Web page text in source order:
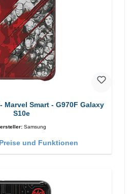
Marvel Smart - G970F Galaxy
S10e
Samsung
und Funktionen